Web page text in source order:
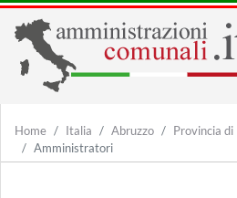
Home Italia Abruzzo Provincia di
Amministratori